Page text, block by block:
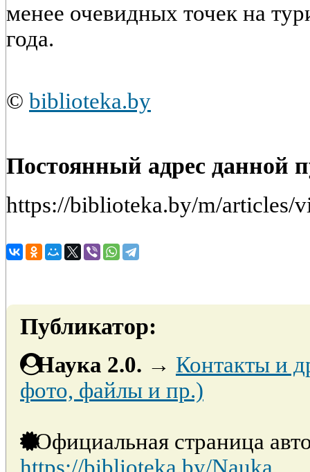
менее очевидных точек на
года.
© biblioteka.by
Постоянный адрес данной
https://biblioteka.by/m/articles/
Публикатор:
Наука 2.0. → Контакты и
фото, файлы и пр.)
Официальная страница